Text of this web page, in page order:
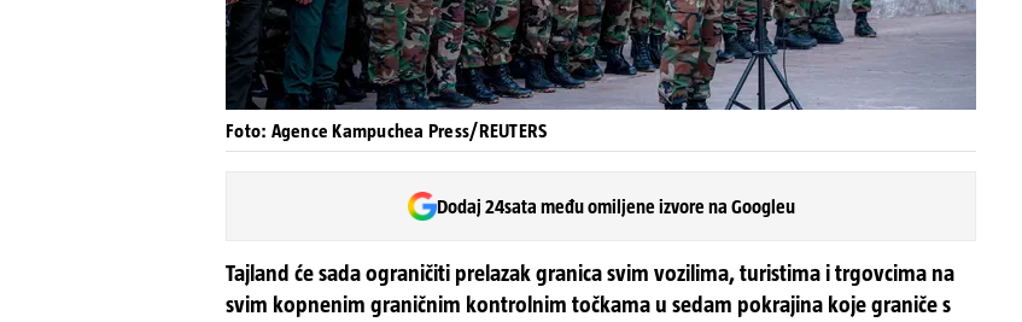
Foto: Agence Kampuchea Press/REUTERS
Dodaj 24sata među omiljene izvore na Googleu
Tajland će sada ograničiti prelazak granica svim vozilima, turistima i trgovcima na
svim kopnenim graničnim kontrolnim točkama u sedam pokrajina koje graniče s